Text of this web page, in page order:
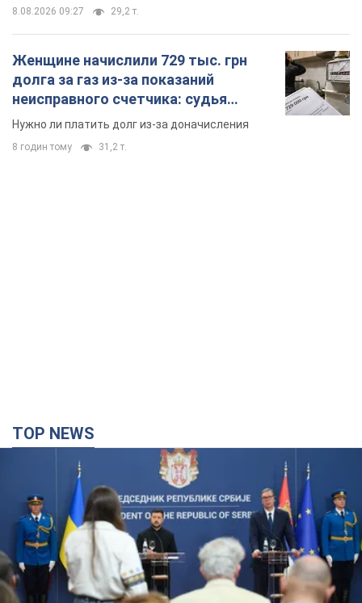
8.08.2026 09:27 29,2 т.
Женщине начислили 729 тыс. грн
долга за газ из-за показаний
неисправного счетчика: судья
вынес неожиданное решение
Нужно ли платить долг из-за доначисления
8 годин тому 31,2 т.
TOP NEWS